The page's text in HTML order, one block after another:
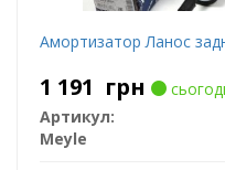
Амортизатор Ланос
1 191 грн
Артикул:
Meyle